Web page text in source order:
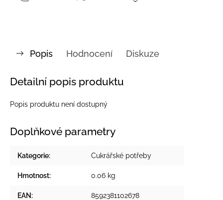
Popis Hodnocení Diskuze
Detailní popis produktu
Popis produktu není dostupný
Doplňkové parametry
Kategorie: Cukrářské potřeby
Hmotnost: 0.06 kg
EAN: 8592381102678